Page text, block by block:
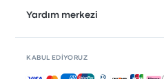
Yardım merkezi
KABUL EDIYORUZ